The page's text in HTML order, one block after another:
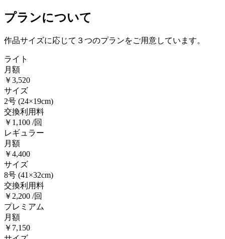
プランについて
作品サイズに応じて３つのプランをご用意しています。
ライト
月額
￥3,520
サイズ
2号 (24×19cm)
交換利用料
￥1,100 /回
レギュラー
月額
￥4,400
サイズ
8号 (41×32cm)
交換利用料
￥2,200 /回
プレミアム
月額
￥7,150